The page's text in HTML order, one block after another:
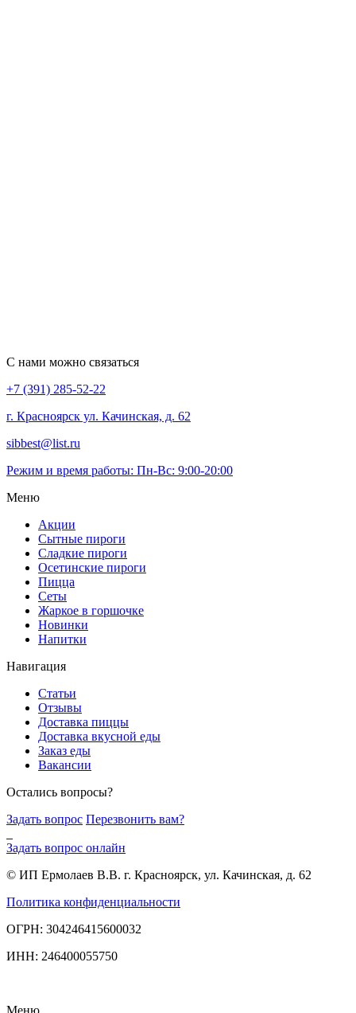
С нами можно связаться
+7 (391) 285-52-22
г. Красноярск ул. Качинская, д. 62
sibbest@list.ru
Режим и время работы: Пн-Вс: 9:00-20:00
Меню
Акции
Сытные пироги
Сладкие пироги
Осетинские пироги
Пицца
Сеты
Жаркое в горшочке
Новинки
Напитки
Навигация
Статьи
Отзывы
Доставка пиццы
Доставка вкусной еды
Заказ еды
Вакансии
Остались вопросы?
Задать вопрос Перезвонить вам?
Задать вопрос онлайн
© ИП Ермолаев В.В. г. Красноярск, ул. Качинская, д. 62
Политика конфиденциальности
ОГРН: 304246415600032
ИНН: 246400055750